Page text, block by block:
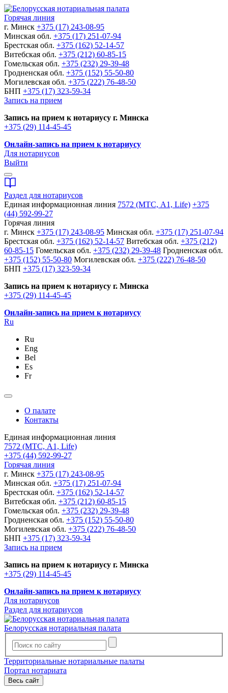
Горячая линия
г. Минск +375 (17) 243-08-95
Минская обл. +375 (17) 251-07-94
Брестская обл. +375 (162) 52-14-57
Витебская обл. +375 (212) 60-85-15
Гомельская обл. +375 (232) 29-39-48
Гродненская обл. +375 (152) 55-50-80
Могилевская обл. +375 (222) 76-48-50
БНП +375 (17) 323-59-34
Запись на прием
Запись на прием к нотариусу г. Минска
+375 (29) 114-45-45
Онлайн-запись на прием к нотариусу
Для нотариусов
Выйти
Раздел для нотариусов
Единая информационная линия 7572 (МТС, A1, Life) +375
(44) 592-99-27
Горячая линия
г. Минск +375 (17) 243-08-95 Минская обл. +375 (17) 251-07-94
Брестская обл. +375 (162) 52-14-57 Витебская обл. +375 (212)
60-85-15 Гомельская обл. +375 (232) 29-39-48 Гродненская обл.
+375 (152) 55-50-80 Могилевская обл. +375 (222) 76-48-50
БНП +375 (17) 323-59-34
Запись на прием к нотариусу г. Минска
+375 (29) 114-45-45
Онлайн-запись на прием к нотариусу
Ru
Ru
Eng
Bel
Es
Fr
О палате
Контакты
Единая информационная линия
7572 (МТС, A1, Life)
+375 (44) 592-99-27
Горячая линия
г. Минск +375 (17) 243-08-95
Минская обл. +375 (17) 251-07-94
Брестская обл. +375 (162) 52-14-57
Витебская обл. +375 (212) 60-85-15
Гомельская обл. +375 (232) 29-39-48
Гродненская обл. +375 (152) 55-50-80
Могилевская обл. +375 (222) 76-48-50
БНП +375 (17) 323-59-34
Запись на прием
Запись на прием к нотариусу г. Минска
+375 (29) 114-45-45
Онлайн-запись на прием к нотариусу
Для нотариусов
Раздел для нотариусов
Белорусская нотариальная палата
Территориальные нотариальные палаты
Портал нотариата
Весь сайт